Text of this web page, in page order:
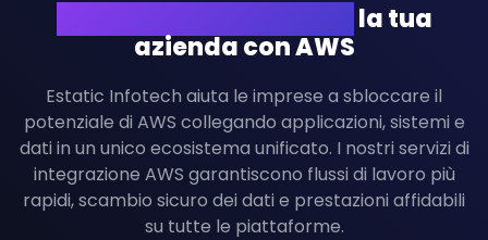
la tua
azienda con AWS
Estatic Infotech aiuta le imprese a sbloccare il
potenziale di AWS collegando applicazioni, sistemi e
dati in un unico ecosistema unificato. I nostri servizi di
integrazione AWS garantiscono flussi di lavoro più
rapidi, scambio sicuro dei dati e prestazioni affidabili
su tutte le piattaforme.